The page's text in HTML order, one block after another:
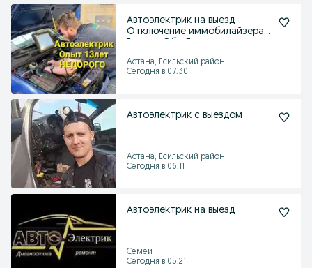
Автоэлектрик на выезд
Отключение иммобилайзера
Астана, Есильский район
Сегодня в 07:30
Автоэлектрик с выездом
Астана, Есильский район
Сегодня в 06:11
Автоэлектрик на выезд
Семей
Сегодня в 05:21